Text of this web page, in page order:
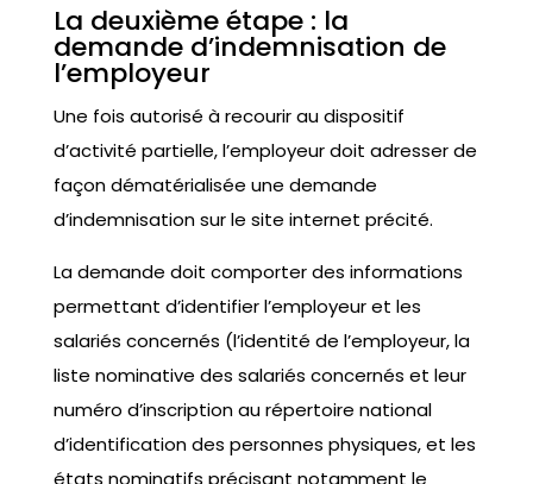
La deuxième étape : la
demande d’indemnisation de
l’employeur
Une fois autorisé à recourir au dispositif
d’activité partielle, l’employeur doit adresser de
façon dématérialisée une demande
d’indemnisation sur le site internet précité.
La demande doit comporter des informations
permettant d’identifier l’employeur et les
salariés concernés (l’identité de l’employeur, la
liste nominative des salariés concernés et leur
numéro d’inscription au répertoire national
d’identification des personnes physiques, et les
états nominatifs précisant notamment le